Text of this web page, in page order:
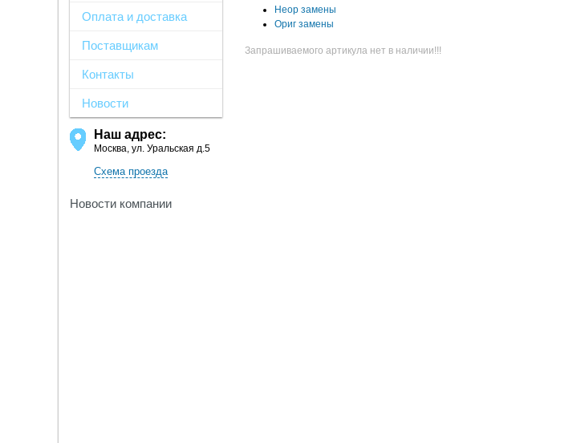
Оплата и доставка
Поставщикам
Контакты
Новости
Наш адрес:
Москва, ул. Уральская д.5
Схема проезда
Новости компании
Неор замены
Ориг замены
Запрашиваемого артикула нет в наличии!!!